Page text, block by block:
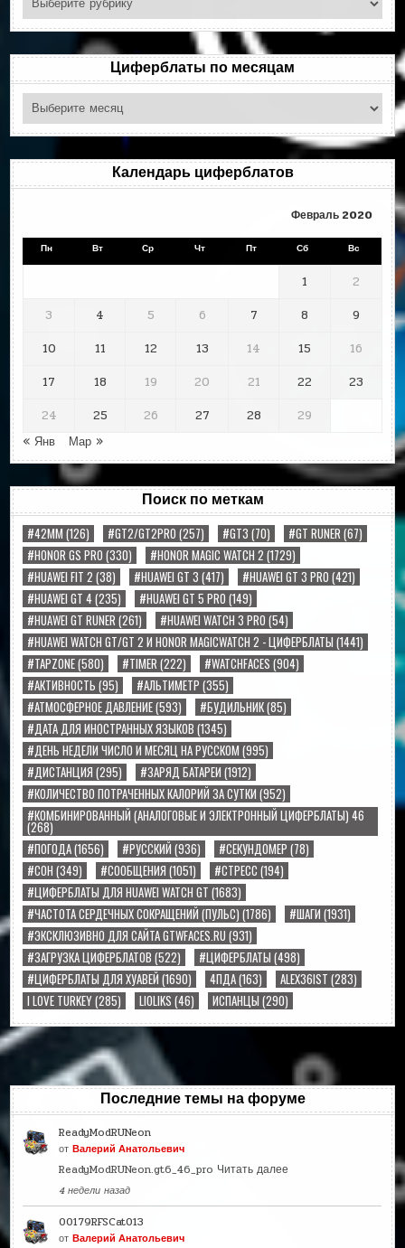
по
рубрикам
Циферблаты по месяцам
Циферблаты
по
месяцам
Календарь циферблатов
Февраль 2020
Пн Вт Ср Чт Пт Сб Вс
1
2
3
4 5 6 7 8
9
10
11 12 13 14 15
16
17
18 19 20 21 22
23
24
25 26 27 28
29
« Янв
Мар »
Поиск по меткам
#42MM (126) #GT2/GT2PRO (257) #GT3 (70) #GT RUNER(67)
#HONOR GS PRO (330) #HONOR MAGIC WATCH 2 (1729)
#HUAWEI FIT 2 (38) #HUAWEI GT 3 (417) #HUAWEI GT 3 PRO (421)
#HUAWEI GT 4(235) #HUAWEI GT 5 PRO (149)
#HUAWEI GT RUNER(261) #HUAWEI WATCH 3 PRO (54)
#HUAWEI WATCH GT/GT 2 И HONOR MAGICWATCH 2 - ЦИФЕРБЛАТЫ (1441)
#TAPZONE(580) #TIMER(222) #WATCHFACES (904)
#АКТИВНОСТЬ (95) #АЛЬТИМЕТР (355)
#АТМОСФЕРНОЕ ДАВЛЕНИЕ(593) #БУДИЛЬНИК(85)
#ДАТА ДЛЯ ИНОСТРАННЫХ ЯЗЫКОВ (1345)
#ДЕНЬ НЕДЕЛИ ЧИСЛО И МЕСЯЦ НА РУССКОМ (995)
#ДИСТАНЦИЯ (295) #ЗАРЯД БАТАРЕИ (1912)
#КОЛИЧЕСТВО ПОТРАЧЕННЫХ КАЛОРИЙ ЗА СУТКИ (952)
#КОМБИНИРОВАННЫЙ (АНАЛОГОВЫЕ И ЭЛЕКТРОННЫЙ ЦИФЕРБЛАТЫ) 46
(268)
#ПОГОДА(1656) #РУССКИЙ (936) #СЕКУНДОМЕР (78)
#СОН (349) #СООБЩЕНИЯ (1051) #СТРЕСС (194)
#ЦИФЕРБЛАТЫ ДЛЯ HUAWEI WATCH GT (1683)
#ЧАСТОТА СЕРДЕЧНЫХ СОКРАЩЕНИЙ (ПУЛЬС) (1786) #ШАГИ (1931)
#ЭКСКЛЮЗИВНО ДЛЯ САЙТА GTWFACES.RU (931)
#ЗАГРУЗКА ЦИФЕРБЛАТОВ (522) #ЦИФЕРБЛАТЫ (498)
#ЦИФЕРБЛАТЫ ДЛЯ ХУАВЕЙ (1690) 4ПДА(163) ALEX36IST (283)
I LOVE TURKEY(285) LIOLIKS (46) ИСПАНЦЫ (290)
Последние темы на форуме
ReadyModRUNeon
отВалерий Анатольевич
ReadyModRUNeon.gt6_46_pro Читать далее
4 недели назад
00179RFSCat013
отВалерий Анатольевич